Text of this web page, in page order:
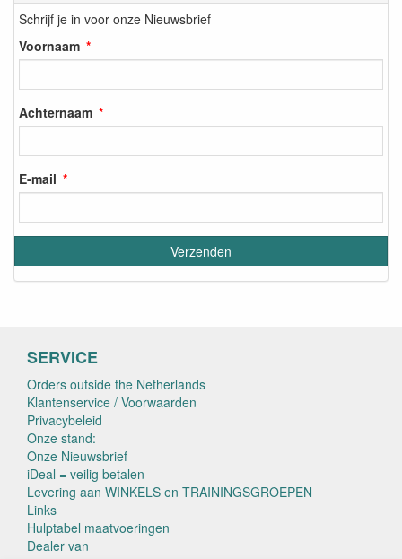
Schrijf je in voor onze Nieuwsbrief
Voornaam
Achternaam
E-mail
SERVICE
Orders outside the Netherlands
Klantenservice / Voorwaarden
Privacybeleid
Onze stand:
Onze Nieuwsbrief
iDeal = veilig betalen
Levering aan WINKELS en TRAININGSGROEPEN
Links
Hulptabel maatvoeringen
Dealer van